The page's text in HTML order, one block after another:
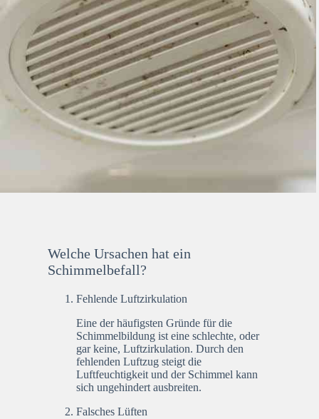
Welche Ursachen hat ein
Schimmelbefall?
Fehlende Luftzirkulation
Eine der häufigsten Gründe für die
Schimmelbildung ist eine schlechte, oder
gar keine, Luftzirkulation. Durch den
fehlenden Luftzug steigt die
Luftfeuchtigkeit und der Schimmel kann
sich ungehindert ausbreiten.
Falsches Lüften